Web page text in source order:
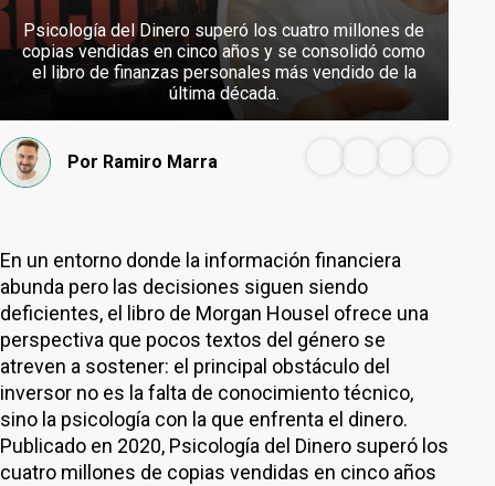
Psicología del Dinero superó los cuatro millones de
copias vendidas en cinco años y se consolidó como
el libro de finanzas personales más vendido de la
última década.
Por Ramiro Marra
En un entorno donde la información financiera
abunda pero las decisiones siguen siendo
deficientes, el libro de Morgan Housel ofrece una
perspectiva que pocos textos del género se
atreven a sostener: el principal obstáculo del
inversor no es la falta de conocimiento técnico,
sino la psicología con la que enfrenta el dinero.
Publicado en 2020, Psicología del Dinero superó los
cuatro millones de copias vendidas en cinco años